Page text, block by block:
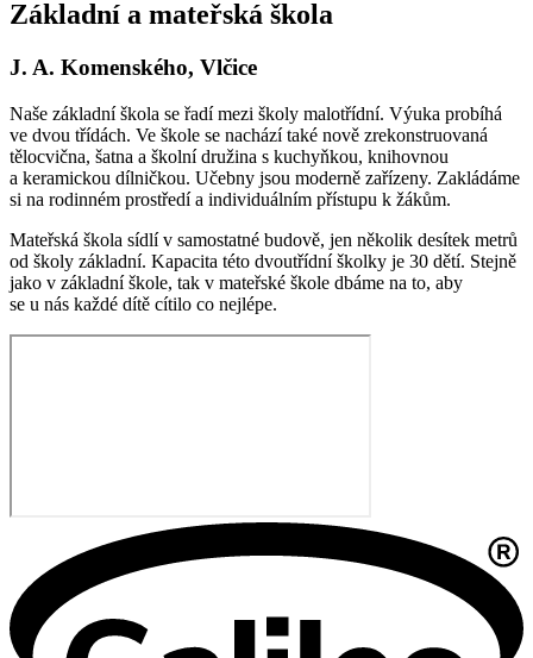
Základní a mateřská škola
J. A. Komenského, Vlčice
Naše základní škola se řadí mezi školy malotřídní. Výuka probíhá
ve dvou třídách. Ve škole se nachází také nově zrekonstruovaná
tělocvična, šatna a školní družina s kuchyňkou, knihovnou
a keramickou dílničkou. Učebny jsou moderně zařízeny. Zakládáme
si na rodinném prostředí a individuálním přístupu k žákům.
Mateřská škola sídlí v samostatné budově, jen několik desítek metrů
od školy základní. Kapacita této dvoutřídní školky je 30 dětí. Stejně
jako v základní škole, tak v mateřské škole dbáme na to, aby
se u nás každé dítě cítilo co nejlépe.